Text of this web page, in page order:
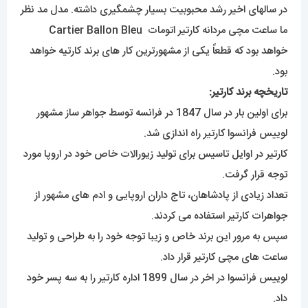
در سالهای اخیر رشد محبوبیت بسیار چشمگیری داشته. مدل مد نظر
ما ساعت مچی مردانه کارتیر اتومات Cartier Ballon Bleu
خواهد بود که قطعاً یکی از مشهورترین کار های برند کارتیه خواهد
بود.
تاریخچه برند کارتیر:
برای اولین بار در سال 1847 در فرانسه توسط جواهر ساز مشهور
لوییس فرانسوا کارتیر راه اندازی شد.
کارتیر در اوایل تاسیس برای تولید زیورالات خاص خود در اروپا مورد
توجه قرار گرفت.
تعداد زیادی از پادشاهان، تاج داران اروپایی و ادم های مشهور از
جواهرات کارتیر استفاده می کردند.
سپس به مرور این برند خاص و زیبا توجه خود را به طراحی و تولید
ساعت های مچی کارتیر قرار داد.
لوییس فرانسوا در اخر در سال 1899 اداره کارتیر را به سه پسر خود
داد.